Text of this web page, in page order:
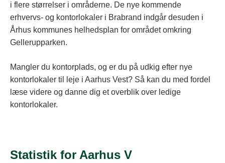
i flere størrelser i områderne. De nye kommende
erhvervs- og kontorlokaler i Brabrand indgår desuden i
Århus kommunes helhedsplan for området omkring
Gellerupparken.
Mangler du kontorplads, og er du på udkig efter nye
kontorlokaler til leje i Aarhus Vest? Så kan du med fordel
læse videre og danne dig et overblik over ledige
kontorlokaler.
Statistik for Aarhus V